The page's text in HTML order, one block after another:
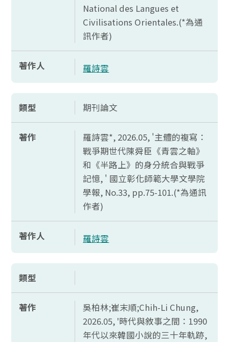
National des Langues et
Civilisations Orientales.(*為通
訊作者)
著作人 羅詩雲
類型 期刊論文
著作
羅詩雲*, 2026.05, '主體的複寫：
戰爭期世代陳舜臣《青雲之軸》
和《半路上》的身分統合與戰爭
記憶, ' 國立彰化師範大學文學院
學報, No.33, pp.75-101.(*為通訊
作者)
著作人 羅詩雲
類型
著作 吳柏林;崔末順;Chih-Li Chung,
2026.05, '時代與敘事之間：1990
年代以來韓國小說的三十年軌跡,